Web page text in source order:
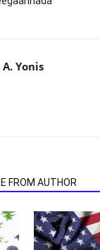
Yonis
FROM AUTHOR